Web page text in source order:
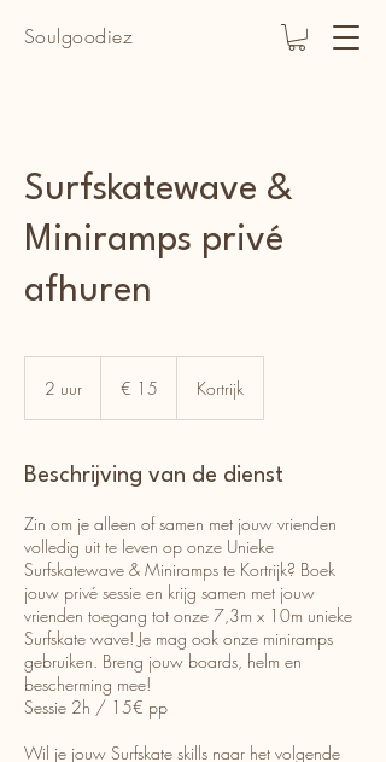
Soulgoodiez
Surfskatewave &
Miniramps privé
afhuren
2 uur € 15 Kortrijk
Beschrijving van de dienst
Zin om je alleen of samen met jouw vrienden
volledig uit te leven op onze Unieke
Surfskatewave & Miniramps te Kortrijk? Boek
jouw privé sessie en krijg samen met jouw
vrienden toegang tot onze 7,3m x 10m unieke
Surfskate wave! Je mag ook onze miniramps
gebruiken. Breng jouw boards, helm en
bescherming mee!
Sessie 2h / 15€ pp
Wil je jouw Surfskate skills naar het volgende